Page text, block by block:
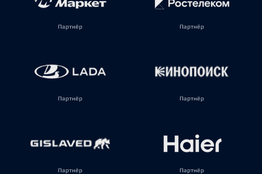
Партнёр Партнёр
Партнёр Партнёр
Партнёр Партнёр